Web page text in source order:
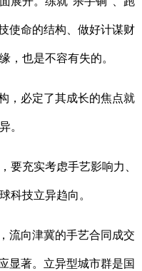
使命的结构、做好计谋财
，也是不容有失的。
必定了其成长的焦点就
。
充实考虑手艺影响力、
科技立异趋向。
向津冀的手艺合同成交
显著。立异型城市群是国